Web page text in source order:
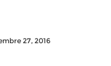
27, 2016